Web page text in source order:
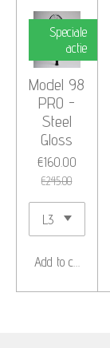
Speciale
actie
Model 98
PRO -
Steel
Gloss
€160.00
€245.00
Add to cart